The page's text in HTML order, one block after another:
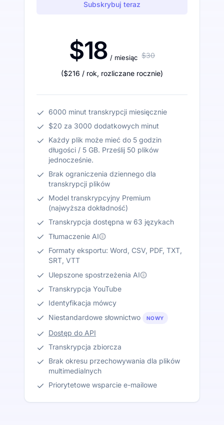
Subskrybuj teraz
$18 / miesiąc $30
($216 / rok, rozliczane rocznie)
6000 minut transkrypcji miesięcznie
$20 za 3000 dodatkowych minut
Każdy plik może mieć do 5 godzin
długości / 5 GB. Prześlij 50 plików
jednocześnie.
Brak ograniczenia dziennego dla
transkrypcji plików
Model transkrypcyjny Premium
(najwyższa dokładność)
Transkrypcja dostępna w 63 językach
Tłumaczenie AI
Formaty eksportu: Word, CSV, PDF, TXT,
SRT, VTT
Ulepszone spostrzeżenia AI
Transkrypcja YouTube
Identyfikacja mówcy
Niestandardowe słownictwo
NOWY
Dostęp do API
Transkrypcja zbiorcza
Brak okresu przechowywania dla plików
multimedialnych
Priorytetowe wsparcie e-mailowe